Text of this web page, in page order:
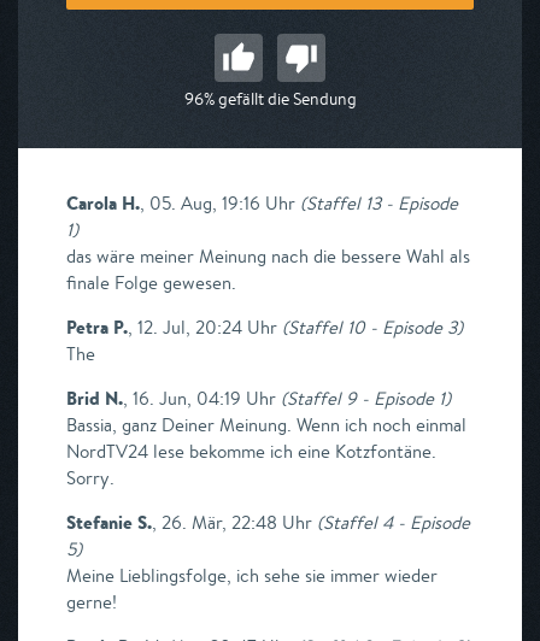
96% gefällt die Sendung
Carola H., 05. Aug, 19:16 Uhr (Staffel 13 - Episode
1)
das wäre meiner Meinung nach die bessere Wahl als
finale Folge gewesen.
Petra P., 12. Jul, 20:24 Uhr (Staffel 10 - Episode 3)
The
Brid N., 16. Jun, 04:19 Uhr (Staffel 9 - Episode 1)
Bassia, ganz Deiner Meinung. Wenn ich noch einmal
NordTV24 lese bekomme ich eine Kotzfontäne.
Sorry.
Stefanie S., 26. Mär, 22:48 Uhr (Staffel 4 - Episode
5)
Meine Lieblingsfolge, ich sehe sie immer wieder
gerne!